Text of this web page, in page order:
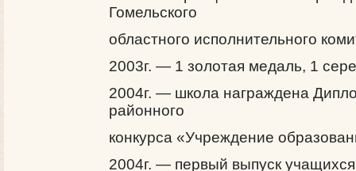
Гомельского
областного исполнительного
2003г. — 1 золотая медаль, 1
2004г. — школа награждена
районного
конкурса «Учреждение
2004г. — первый выпуск